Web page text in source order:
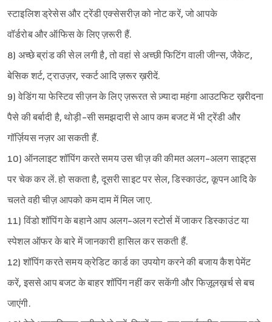
Sign in
स्टाइलिश ड्रेसेस और ट्रेंडी एक्सेसरीज़ को नोट करें, जो आपके
वॉर्डरोब और ऑफिस के लिए ज़रूरी हैं.
8) अच्छे ब्रांड की सेल लगी है, तो वहां से अच्छी फिटिंग वाली जीन्स, जैकेट,
बेसिक शर्ट, ट्राउज़र, स्कर्ट आदि ज़रूर ख़रीदें.
9) वेडिंग या फेस्टिव सीज़न के लिए ज़रूरत से ज़्यादा महंगा आउटफिट ख़रीदना
पैसे की बर्बादी है, थोड़ी-सी समझदारी से आप कम बजट में भी ट्रेंडी और
गॉर्ज़ियस नज़र आ सकती हैं.
10) ऑनलाइट शॉपिंग करते समय उस चीज़ की कीमत अलग-अलग साइट्स
पर चेक कर लें. हो सकता है, दूसरी साइट पर सेल, डिस्काउंट, कूपन आदि के
चलते वही चीज़ आपको कम दाम में मिल जाए.
11) विंडो शॉपिंग के बहाने आप अलग-अलग स्टोर्स में जाकर डिस्काउंट या
स्पेशल ऑफर के बारे में जानकारी हासिल कर सकती हैं.
12) शॉपिंग करते समय क्रेडिट कार्ड का उपयोग करने की बजाय कैश पेमेंट
करें, इससे आप बजट के बाहर शॉपिंग नहीं कर सकेंगी और फिज़ूलख़र्च से बच
जाएंगी.